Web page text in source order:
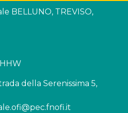
BELLUNO, TREVISO,
della Serenissima 5,